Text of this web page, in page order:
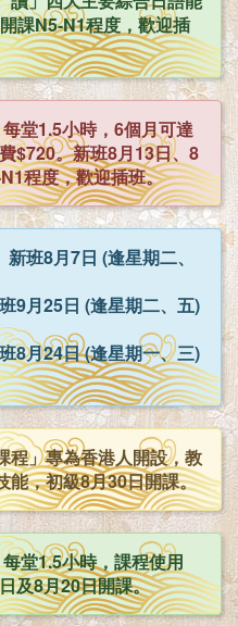
課N5-N1程度，歡迎插
堂1.5小時，6個月可達
$720。新班8月13日、8
程度，歡迎插班。
班8月7日 (逢星期二、
9月25日 (逢星期二、五)
8月24日 (逢星期一、三)
程」專為香港人開設，教
能，初級8月30日開課。
堂1.5小時，課程使用
及8月20日開課。